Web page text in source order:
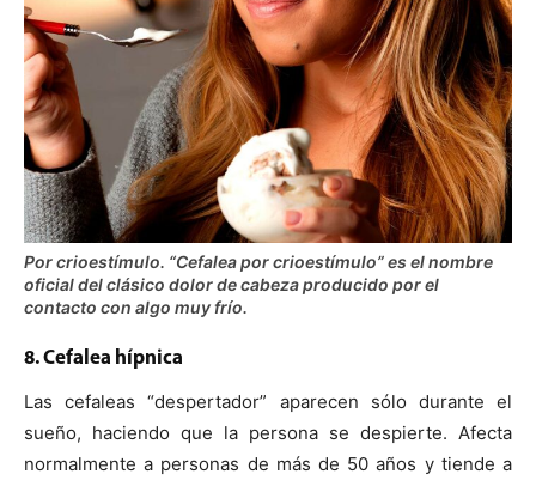
Por crioestímulo. “Cefalea por crioestímulo” es el nombre
oficial del clásico dolor de cabeza producido por el
contacto con algo muy frío.
8. Cefalea hípnica
Las cefaleas “despertador” aparecen sólo durante el
sueño, haciendo que la persona se despierte. Afecta
normalmente a personas de más de 50 años y tiende a